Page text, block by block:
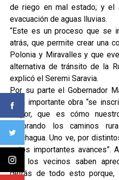
de riego en mal estado; y el
evacuación de aguas lluvias.
“Este es un proceso que se
atrás, que permite crear una
Polonia y Miravalles y que
alternativa de tránsito de la
explicó el Seremi Saravia.
Por su parte el Gobernador
esta importante obra “se
mayor, que es cómo
mejorando los caminos
Colchagua. Uno ve, por
estos importantes avances”.
que los vecinos saben
detrás de todo esto porque,